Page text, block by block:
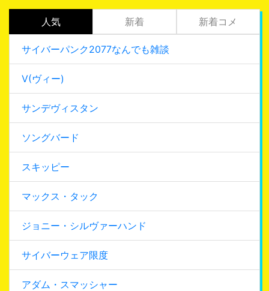
人気 新着 新着コメ
サイバーパンク2077なんでも雑談
V(ヴィー)
サンデヴィスタン
ソングバード
スキッピー
マックス・タック
ジョニー・シルヴァーハンド
サイバーウェア限度
アダム・スマッシャー